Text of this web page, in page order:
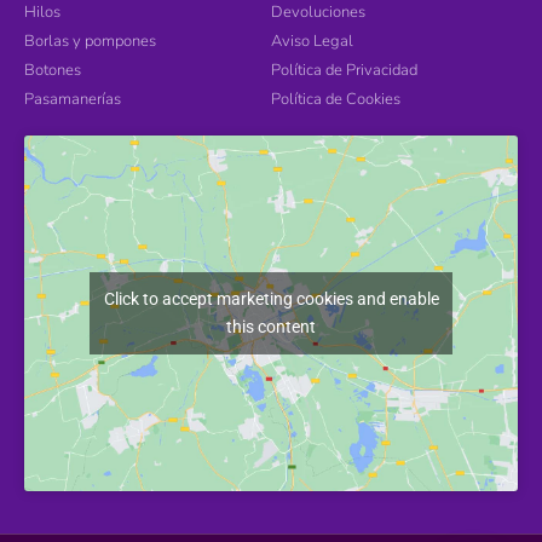
Hilos
Borlas y pompones
Botones
Pasamanerías
Devoluciones
Aviso Legal
Política de Privacidad
Política de Cookies
Click to accept marketing cookies and enable
this content